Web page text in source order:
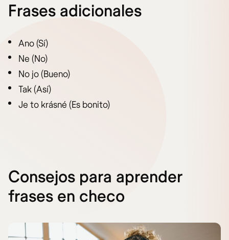
Frases adicionales
Ano (Sí)
Ne (No)
No jo (Bueno)
Tak (Así)
Je to krásné (Es bonito)
Consejos para aprender
frases en checo